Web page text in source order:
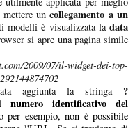
mettere uncollegamento a un
modelli è visualizzata ladata
si apre una pagina simile
07/il-widget-dei-top-
aggiunta la stringa ?
numero identificativo del
esempio, non è possibile